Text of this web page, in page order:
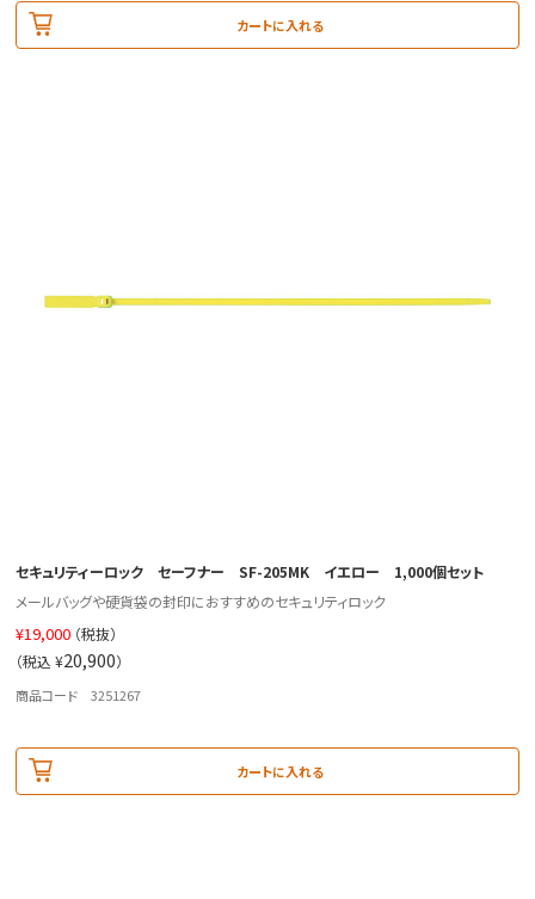
カートに入れる
セキュリティーロック セーフナー SF-205MK イエロー 1,000個セット
メールバッグや硬貨袋の封印におすすめのセキュリティロック
¥19,000 （税抜）
（税込 ¥20,900）
商品コード 3251267
カートに入れる